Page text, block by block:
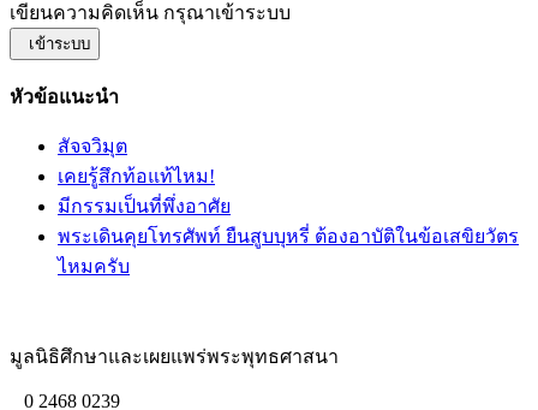
เขียนความคิดเห็น กรุณาเข้าระบบ
เข้าระบบ
หัวข้อแนะนำ
สัจจวิมุต
เคยรู้สึกท้อแท้ไหม!
มีกรรมเป็นที่พึ่งอาศัย
พระเดินคุยโทรศัพท์ ยืนสูบบุหรี่ ต้องอาบัติในข้อเสขิยวัตร
ไหมครับ
มูลนิธิศึกษาและเผยแพร่พระพุทธศาสนา
0 2468 0239